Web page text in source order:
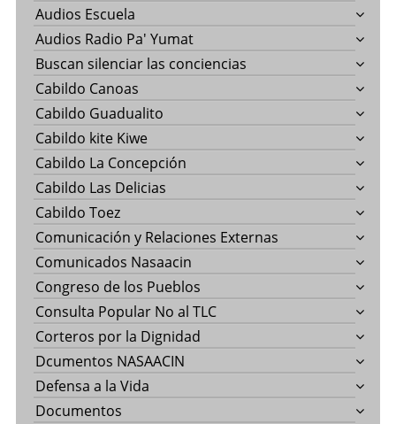
Audios Escuela
Audios Radio Pa' Yumat
Buscan silenciar las conciencias
Cabildo Canoas
Cabildo Guadualito
Cabildo kite Kiwe
Cabildo La Concepción
Cabildo Las Delicias
Cabildo Toez
Comunicación y Relaciones Externas
Comunicados Nasaacin
Congreso de los Pueblos
Consulta Popular No al TLC
Corteros por la Dignidad
Dcumentos NASAACIN
Defensa a la Vida
Documentos